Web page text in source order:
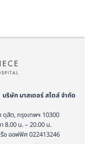
ริษัท มาสเตอร์ สไตล์ จำกัด
สิต, กรุงเทพฯ 10300
8.00 น. – 20.00 น.
รือ ออฟฟิศ 022413246